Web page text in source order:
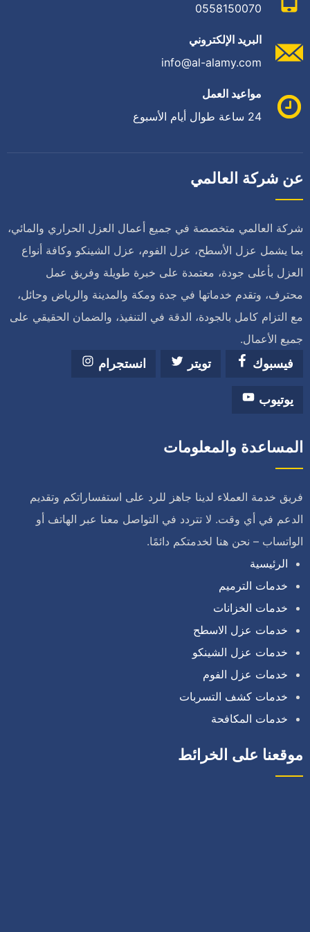
0558150070
البريد الإلكتروني
info@al-alamy.com
مواعيد العمل
24 ساعة طوال أيام الأسبوع
عن شركة العالمي
شركة العالمي متخصصة في جميع أعمال العزل الحراري والمائي،
بما يشمل عزل الأسطح، عزل الفوم، عزل الشينكو وكافة أنواع
العزل بأعلى جودة، معتمدة على خبرة طويلة وفريق عمل
محترف، وتقدم خدماتها في جدة ومكة والمدينة والرياض وحائل،
مع التزام كامل بالجودة، الدقة في التنفيذ، والضمان الحقيقي على
جميع الأعمال.
فيسبوك
تويتر انستجرام
يوتيوب
المساعدة والمعلومات
فريق خدمة العملاء لدينا جاهز للرد على استفساراتكم وتقديم
الدعم في أي وقت. لا تتردد في التواصل معنا عبر الهاتف أو
الواتساب – نحن هنا لخدمتكم دائمًا.
الرئيسية
خدمات الترميم
خدمات الخزانات
خدمات عزل الاسطح
خدمات عزل الشينكو
خدمات عزل الفوم
خدمات كشف التسربات
خدمات المكافحة
موقعنا على الخرائط